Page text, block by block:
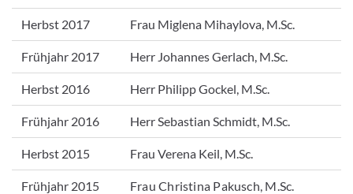
Herbst 2017 Frau Miglena Mihaylova, M.Sc.
Frühjahr 2017 Herr Johannes Gerlach, M.Sc.
Herbst 2016 Herr Philipp Gockel, M.Sc.
Frühjahr 2016 Herr Sebastian Schmidt, M.Sc.
Herbst 2015 Frau Verena Keil, M.Sc.
Frühjahr 2015 Frau Christina Pakusch, M.Sc.